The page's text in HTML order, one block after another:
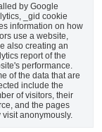
by Google
_gid cookie
information on how
use a website,
also creating an
report of the
performance.
of the data that are
include the
of visitors, their
and the pages
visit anonymously.